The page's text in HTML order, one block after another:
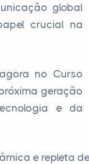
global
crucial na
no Curso
geração
e da
e repleta